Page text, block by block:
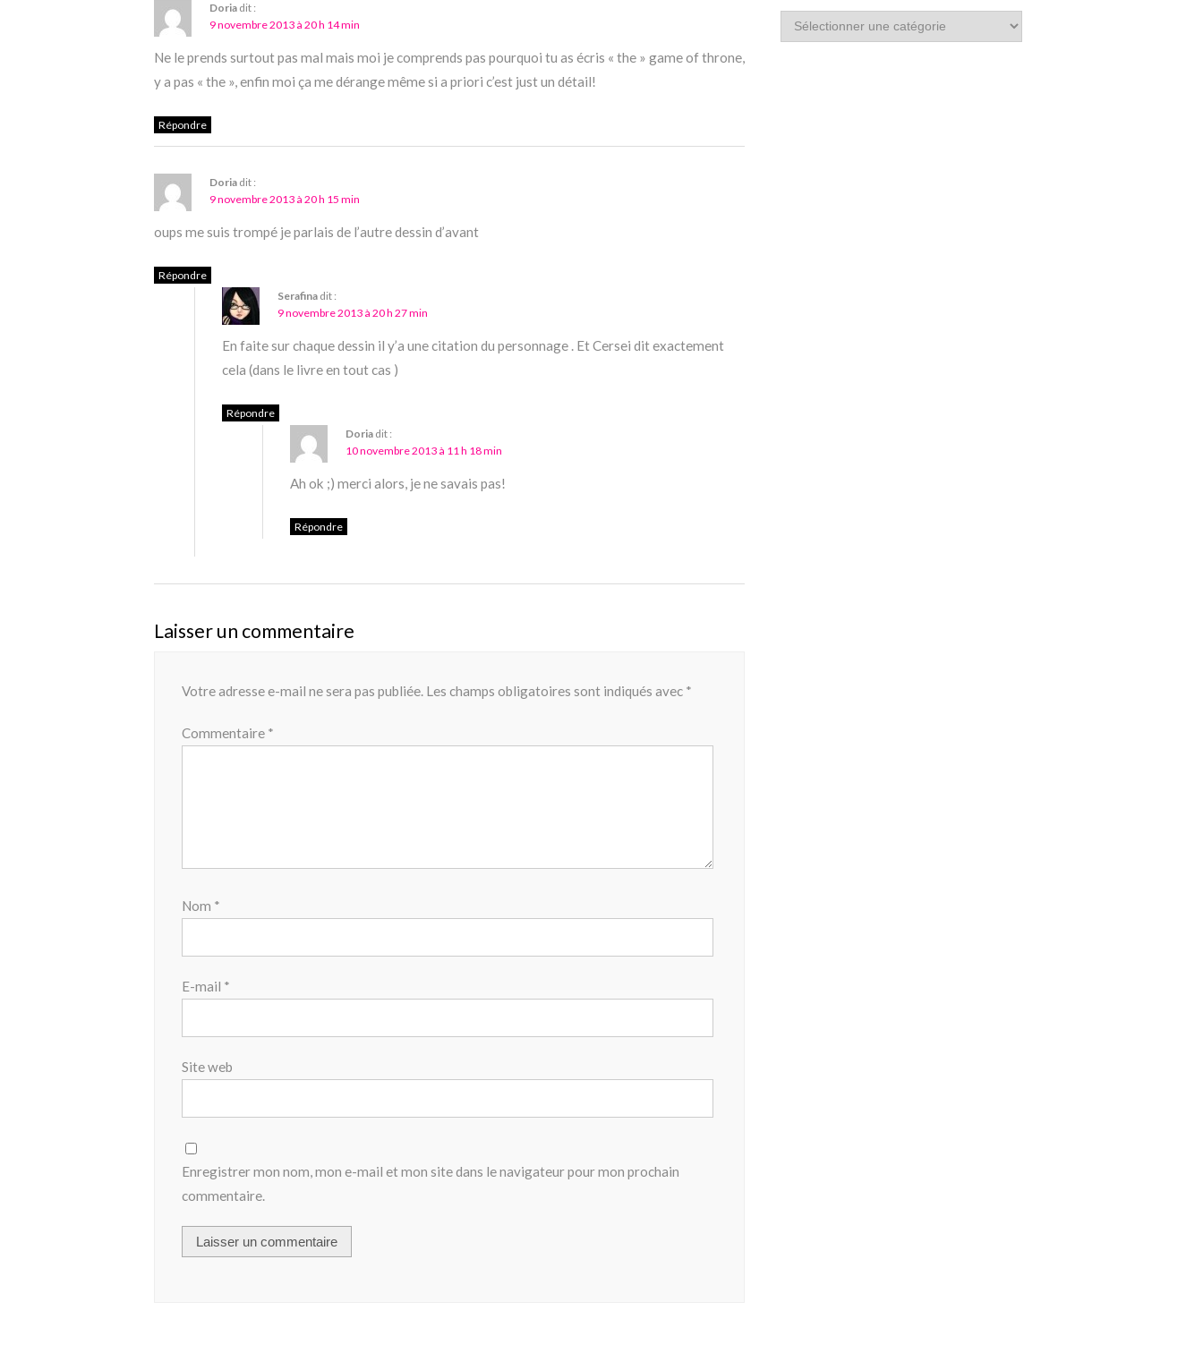
Doria dit :
9 novembre 2013 à 20 h 14 min
Ne le prends surtout pas mal mais moi je comprends pas pourquoi tu as écris « the » game of throne,
y a pas « the », enfin moi ça me dérange même si a priori c’est just un détail!
Répondre
Doria dit :
9 novembre 2013 à 20 h 15 min
oups me suis trompé je parlais de l’autre dessin d’avant
Répondre
Serafina dit :
9 novembre 2013 à 20 h 27 min
En faite sur chaque dessin il y’a une citation du personnage . Et Cersei dit exactement
cela (dans le livre en tout cas )
Répondre
Doria dit :
10 novembre 2013 à 11 h 18 min
Ah ok ;) merci alors, je ne savais pas!
Répondre
Laisser un commentaire
Votre adresse e-mail ne sera pas publiée. Les champs obligatoires sont indiqués avec *
Commentaire *
Nom *
E-mail *
Site web
Enregistrer mon nom, mon e-mail et mon site dans le navigateur pour mon prochain
commentaire.